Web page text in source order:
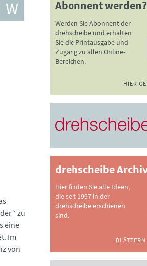
W
zu
eine
Im
von
Abonnent werden?
Werden Sie Abonnent der
drehscheibe und erhalten
Sie die Printausgabe und
Zugang zu allen Online-
Bereichen.
HIER
drehscheibe Archiv
Hier finden Sie alle Ideen,
die seit 1997 in der
drehscheibe erschienen
sind.